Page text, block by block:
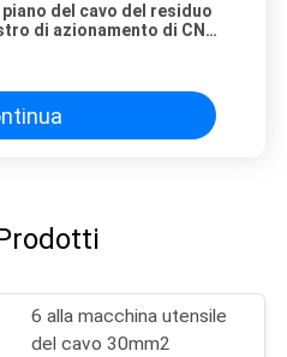
del cavo del residuo
di azionamento di CNC
6 alla macchina utensile
del cavo 30mm2